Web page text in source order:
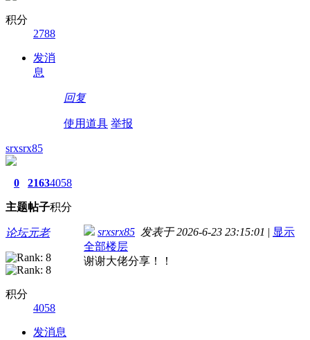
积分
2788
发消
息
回复
使用道具 举报
srxsrx85
0
主题
2163
帖子
4058
积分
论坛元老
积分
4058
发消息
srxsrx85 发表于 2026-6-23 23:15:01 | 显示
全部楼层
谢谢大佬分享！！